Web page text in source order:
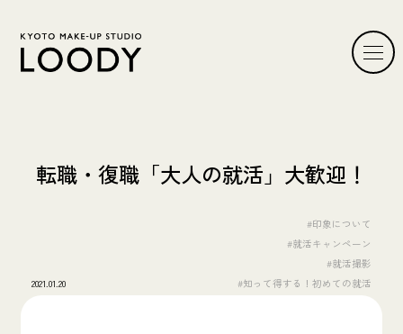
転職・復職「大人の就活」大歓迎！
2021.01.20
#印象について
#就活キャンペーン
#就活撮影
#知って得する！初めての就活